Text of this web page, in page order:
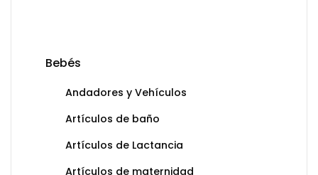
Bebés
Andadores y Vehículos
Artículos de baño
Artículos de Lactancia
Artículos de maternidad